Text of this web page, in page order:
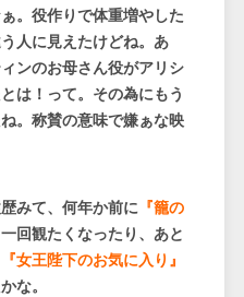
。役作りで体重増やした
人に見えたけどね。あ
ンのお母さん役がアリシ
は！って。その為にもう
。称賛の意味で嫌ぁな映
みて、何年か前に『籠の
回観たくなったり、あと
女王陛下のお気に入り』
な。